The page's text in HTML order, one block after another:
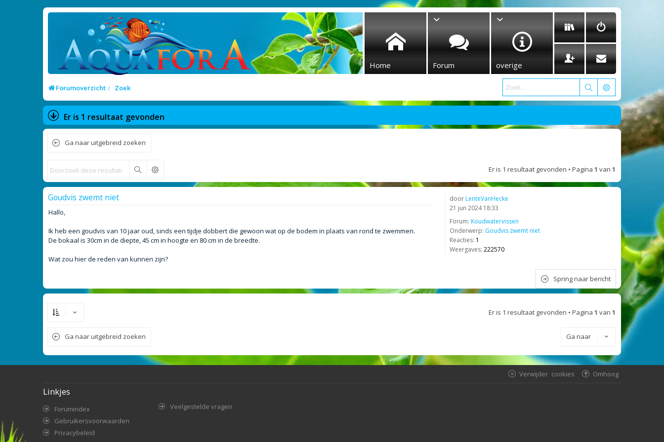
Home Forum overige
Forumoverzicht Zoek
Er is 1 resultaat gevonden
Ga naar uitgebreid zoeken
Zoek Er is 1 resultaat gevonden • Pagina 1 van 1
doorLenteVanHecke
21 jun 2024 18:33
Forum: Koudwatervissen
Onderwerp: Goudvis zwemt niet
Reacties: 1
Weergaves: 222570
Goudvis zwemt niet
Hallo,
Ik heb een goudvis van 10 jaar oud, sinds een tijdje dobbert die gewoon wat op de bodem in plaats van rond te zwemmen.
De bokaal is 30cm in de diepte, 45 cm in hoogte en 80 cm in de breedte.
Wat zou hier de reden van kunnen zijn?
Spring naar bericht
Er is 1 resultaat gevonden • Pagina 1 van 1
Ga naar uitgebreid zoeken Ga naar
Omhoog
Verwijder cookies
Linkjes
Forumindex
Gebruikersvoorwaarden
Privacybeleid
Veelgestelde vragen